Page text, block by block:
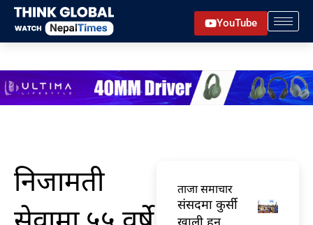
Skip
content
YouTube
निजामती
ताजा समाचार
संसदमा कुर्सी
खाली हुन